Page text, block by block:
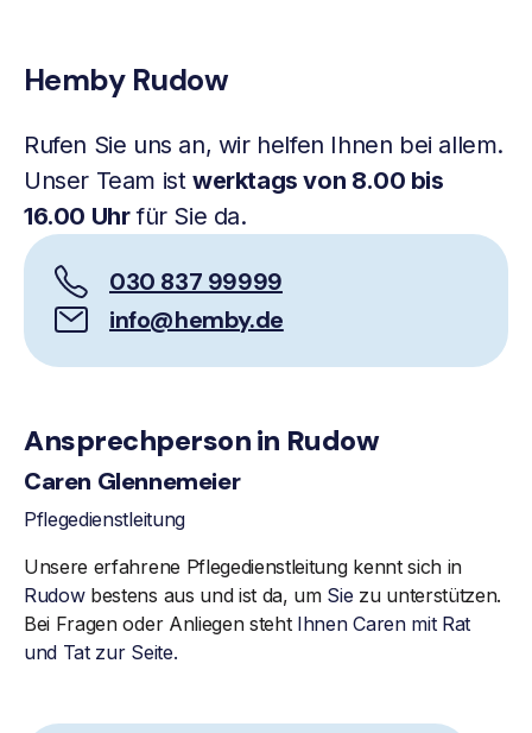
Hemby Rudow
Rufen Sie uns an, wir helfen Ihnen bei allem.
Unser Team ist werktags von 8.00 bis
16.00 Uhrfür Sie da.
030 837 99999
info@hemby.de
Ansprechperson in Rudow
Caren Glennemeier
Pflegedienstleitung
Unsere erfahrene Pflegedienstleitung kennt sich in
Rudowbestens aus und ist da, um Sie zu unterstützen.
Bei Fragen oder Anliegen steht Ihnen Caren mit Rat
und Tat zur Seite.